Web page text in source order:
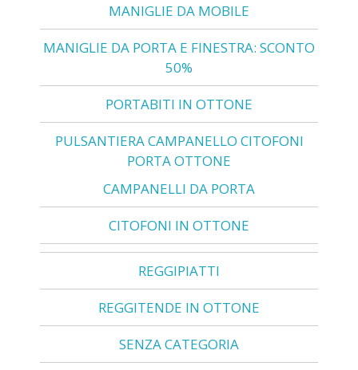
MANIGLIE DA MOBILE
MANIGLIE DA PORTA E FINESTRA: SCONTO
50%
PORTABITI IN OTTONE
PULSANTIERA CAMPANELLO CITOFONI
PORTA OTTONE
CAMPANELLI DA PORTA
CITOFONI IN OTTONE
REGGIPIATTI
REGGITENDE IN OTTONE
SENZA CATEGORIA